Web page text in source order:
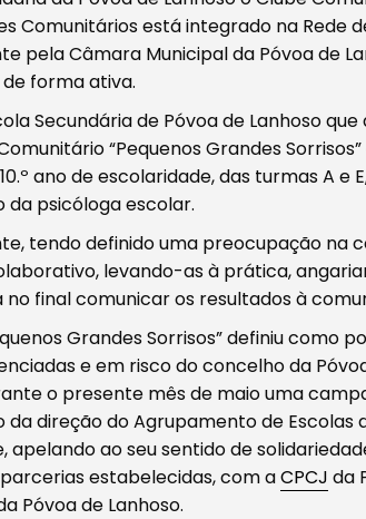
Comunitários está integrado na Rede
pela Câmara Municipal da Póvoa de
forma ativa.
Secundária de Póvoa de Lanhoso
“Pequenos Grandes
ano de escolaridade, das turmas A e
psicóloga escolar.
tendo definido uma preocupação na
levando-as à prática,
final comunicar os resultados à
Grandes Sorrisos” definiu como
e em risco do concelho da
o presente mês de maio uma
direção do Agrupamento de Escolas
apelando ao seu sentido de
estabelecidas, com aCPCJ da
Póvoa de Lanhoso.